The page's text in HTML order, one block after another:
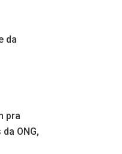
da
pra
ONG,